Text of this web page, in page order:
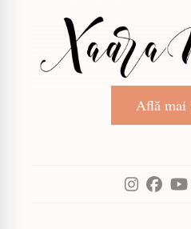
Află mai